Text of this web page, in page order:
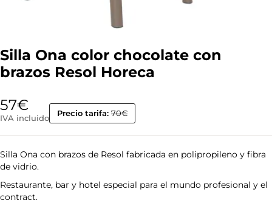
Silla Ona color chocolate con
brazos Resol Horeca
57€
IVA incluido Precio tarifa: 70€
Silla Ona con brazos de Resol fabricada en polipropileno y fibra
de vidrio.
Restaurante, bar y hotel especial para el mundo profesional y el
contract.